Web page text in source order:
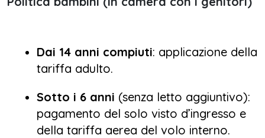
Dai 14 anni compiuti: applicazione della
tariffa adulto.
Sotto i 6 anni (senza letto aggiuntivo):
pagamento del solo visto d’ingresso e
della tariffa aerea del volo interno.